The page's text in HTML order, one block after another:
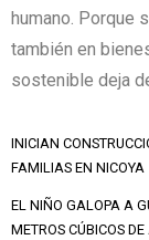
humano. Porque
también en
sostenible deja
INICIAN
FAMILIAS EN NICOYA
EL NIÑO GALOPA A
METROS CÚBICOS